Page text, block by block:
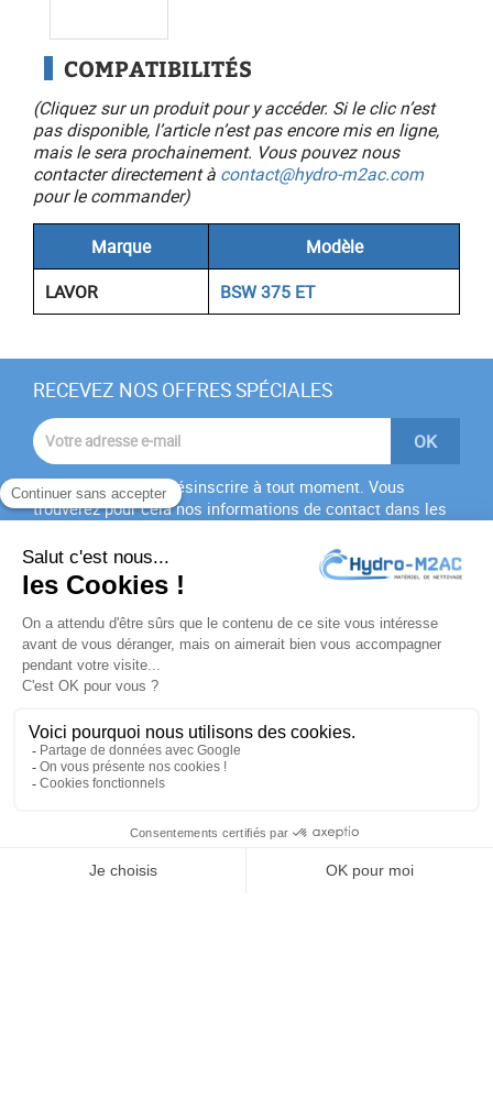
COMPATIBILITÉS
(Cliquez sur un produit pour y accéder. Si le clic n’est
pas disponible, l’article n’est pas encore mis en ligne,
mais le sera prochainement. Vous pouvez nous
contacter directement à contact@hydro-m2ac.com
pour le commander)
Marque
Modèle
LAVOR
BSW 375 ET
RECEVEZ NOS OFFRES SPÉCIALES
Vous pouvez vous désinscrire à tout moment. Vous
trouverez pour cela nos informations de contact dans les
J'accepte lesconditions générales
politique de
confidentialité
PRODUITS
NOTRE SOCIÉTÉ
VOTRE COMPTE